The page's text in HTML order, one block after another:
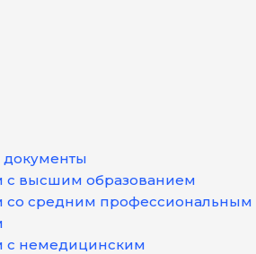
с высшим образованием
со средним профессиональным
с немедицинским